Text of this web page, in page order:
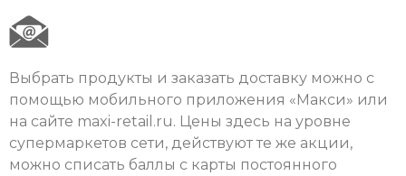
Выбрать продукты и заказать доставку можно с
помощью мобильного приложения «Макси» или
на сайте maxi-retail.ru. Цены здесь на уровне
супермаркетов сети, действуют те же акции,
можно списать баллы с карты постоянного